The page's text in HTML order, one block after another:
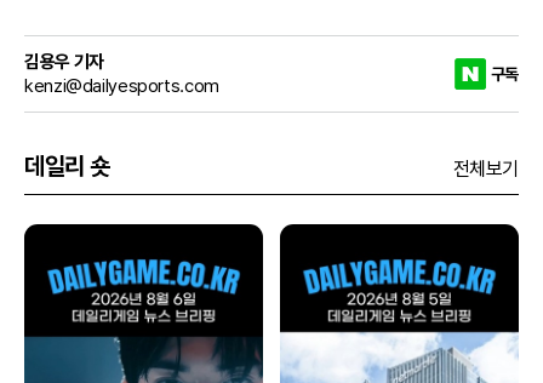
김용우 기자
kenzi@dailyesports.com
구독
데일리 숏 전체보기